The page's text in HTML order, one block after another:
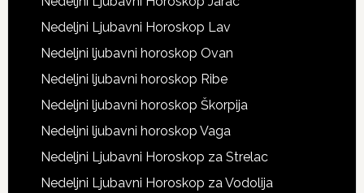
Nedeljni Ljubavni Horoskop Lav
Nedeljni ljubavni horoskop Ovan
Nedeljni ljubavni horoskop Ribe
Nedeljni ljubavni horoskop Škorpija
Nedeljni ljubavni horoskop Vaga
Nedeljni Ljubavni Horoskop za Strelac
Nedeljni Ljubavni Horoskop za Vodolija